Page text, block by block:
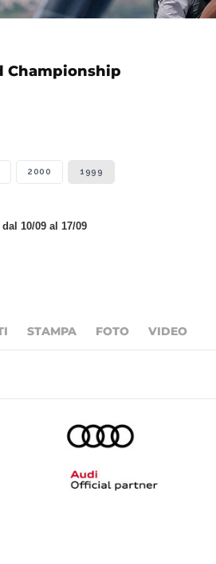
Championship
2000 1999
10/09 al 17/09
STAMPA FOTO VIDEO